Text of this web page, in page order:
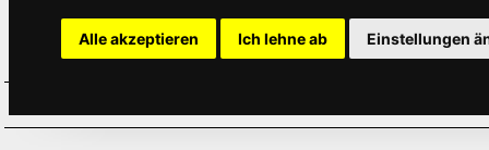
Alle akzeptieren Ich lehne ab Einstellungen